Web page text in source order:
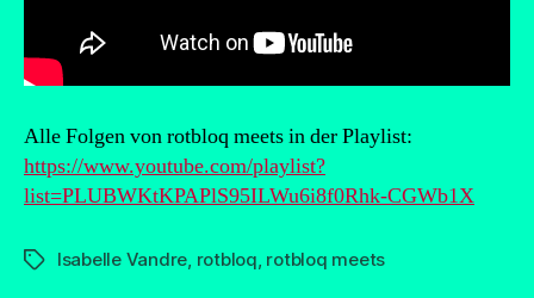
Alle Folgen von rotbloq meets in der Playlist:
https://www.youtube.com/playlist?
list=PLUBWKtKPAPlS95ILWu6i8f0Rhk-CGWb1X
Schlagwörter
Isabelle Vandre, rotbloq, rotbloq meets